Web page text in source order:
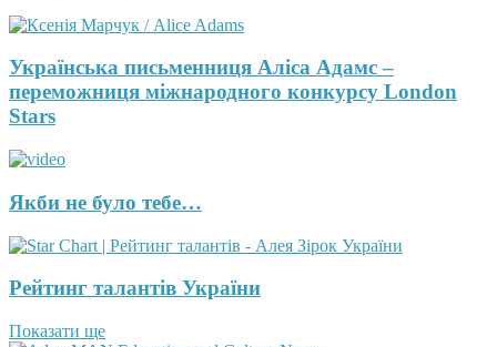
Українська письменниця Аліса Адамс –
переможниця міжнародного конкурсу London
Stars
Якби не було тебе…
Рейтинг талантів України
Показати ще